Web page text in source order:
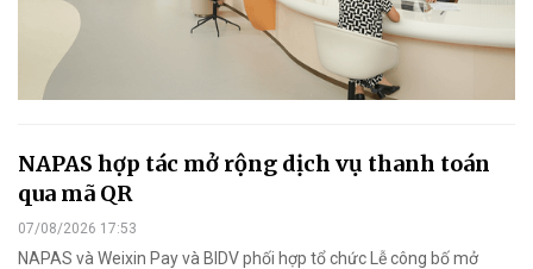
NAPAS hợp tác mở rộng dịch vụ thanh toán
qua mã QR
07/08/2026 17:53
NAPAS và Weixin Pay và BIDV phối hợp tổ chức Lễ công bố mở